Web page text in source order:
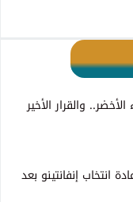
والقرار الأخير
انتخاب إنفانتينو بعد